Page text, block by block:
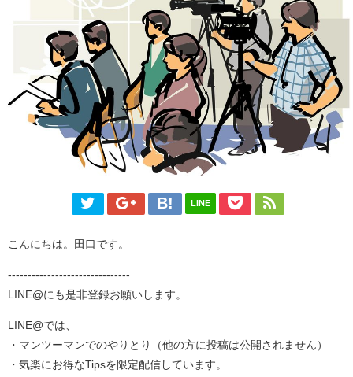
LINE
こんにちは。田口です。
-------------------------------
LINE@にも是非登録お願いします。
LINE@では、
・マンツーマンでのやりとり（他の方に投稿は公開されません）
・気楽にお得なTipsを限定配信しています。